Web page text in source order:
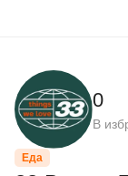
0
В
Еда